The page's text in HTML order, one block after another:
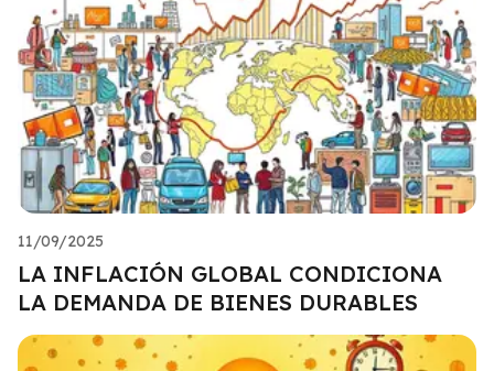
11/09/2025
LA INFLACIÓN GLOBAL CONDICIONA
LA DEMANDA DE BIENES DURABLES